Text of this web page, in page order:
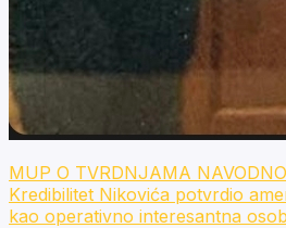
MUP O TVRDNJAMA
Kredibilitet Nikovića potvrdio
kao operativno interesantna